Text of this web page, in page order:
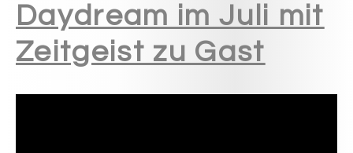
Daydream im Juli mit
Zeitgeist zu Gast